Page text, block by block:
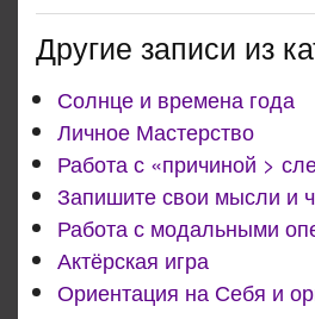
Другие записи из
Солнце и времена года
Личное Мастерство
Работа с «причиной >
Запишите свои мысли и
Работа с модальными
Актёрская игра
Ориентация на Себя и